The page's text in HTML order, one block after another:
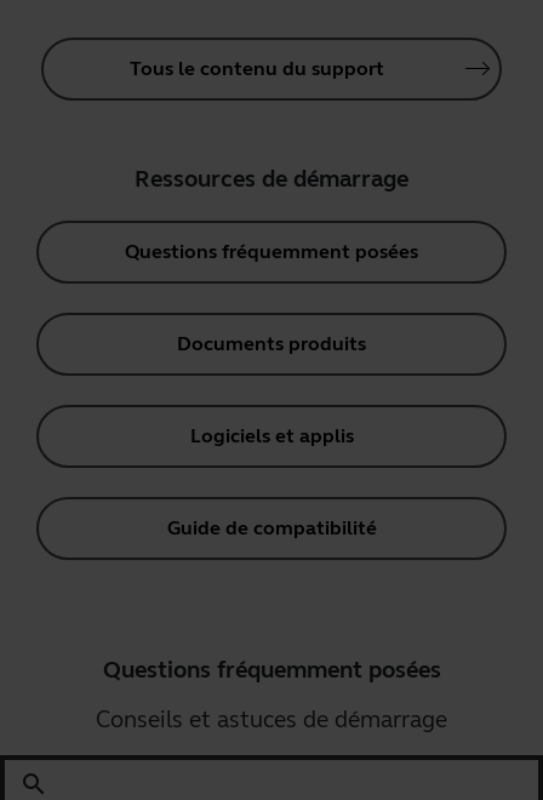
Tous le contenu du support
Ressources de démarrage
Questions fréquemment posées
Documents produits
Logiciels et applis
Guide de compatibilité
Questions fréquemment posées
Conseils et astuces de démarrage
search